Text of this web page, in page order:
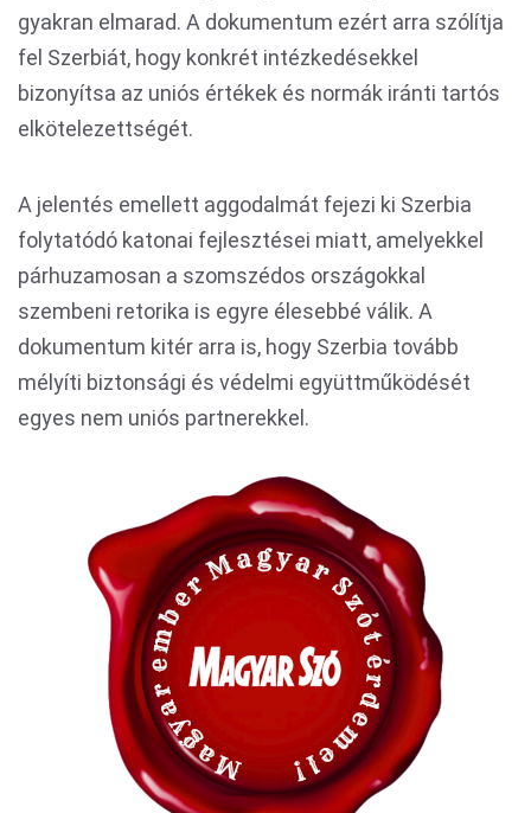
gyakran elmarad. A dokumentum ezért arra szólítja
fel Szerbiát, hogy konkrét intézkedésekkel
bizonyítsa az uniós értékek és normák iránti tartós
elkötelezettségét.
A jelentés emellett aggodalmát fejezi ki Szerbia
folytatódó katonai fejlesztései miatt, amelyekkel
párhuzamosan a szomszédos országokkal
szembeni retorika is egyre élesebbé válik. A
dokumentum kitér arra is, hogy Szerbia tovább
mélyíti biztonsági és védelmi együttműködését
egyes nem uniós partnerekkel.